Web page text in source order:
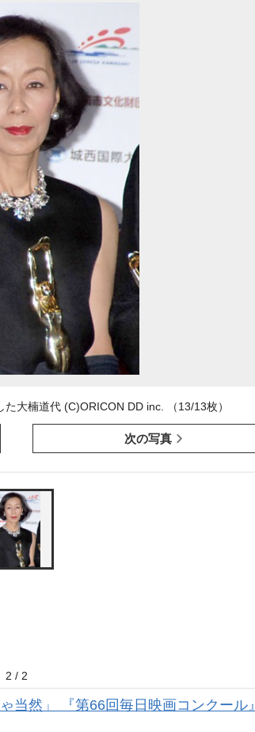
大楠道代 (C)ORICON DD inc. （13/13枚）
次の写真
2 / 2
当然」 『第66回毎日映画コンクール』